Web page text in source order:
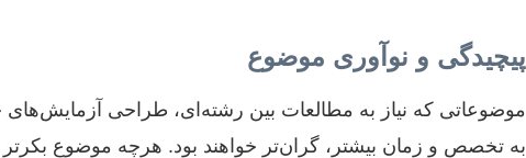
پیچیدگی و نوآوری موضوع
موضوعاتی که نیاز به مطالعات بین رشته‌ای، طراحی آزمایش‌های
به تخصص و زمان بیشتر، گران‌تر خواهند بود. هرچه موضوع